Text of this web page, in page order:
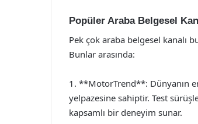
Popüler Araba Belgesel
Pek çok araba belgesel kanalı
Bunlar arasında:
1. **MotorTrend**: Dünyanın
yelpazesine sahiptir. Test
kapsamlı bir deneyim sunar.